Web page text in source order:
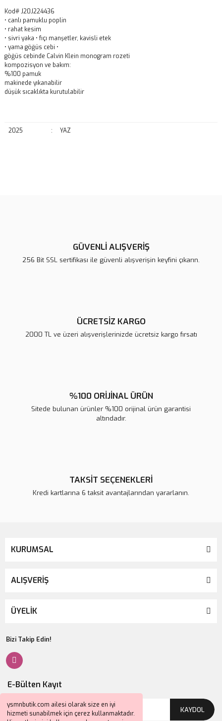
ysmnbutik.com ailesi olarak size en iyi
hizmeti sunabilmek için çerez kullanmaktadır.
Kod# J20J224436
• canlı pamuklu poplin
• rahat kesim
• sivri yaka • fıçı manşetler, kavisli etek
• yama göğüs cebi •
göğüs cebinde Calvin Klein monogram rozeti
kompozisyon ve bakım:
%100 pamuk
makinede yıkanabilir
düşük sıcaklıkta kurutulabilir
2025 : YAZ
Ürün açıklamasında eksik bilgiler bulunuyor.
GÜVENLİ ALIŞVERİŞ
256 Bit SSL sertifikası ile güvenli alışverişin keyfini çıkarın.
ÜCRETSİZ KARGO
2000 TL ve üzeri alışverişlerinizde ücretsiz kargo fırsatı
%100 ORİJİNAL ÜRÜN
Sitede bulunan ürünler %100 orijinal ürün garantisi
altındadır.
TAKSİT SEÇENEKLERİ
Kredi kartlarına 6 taksit avantajlarından yararlanın.
KURUMSAL
ALIŞVERİŞ
ÜYELİK
Bizi Takip Edin!
E-Bülten Kayıt
KAYDOL